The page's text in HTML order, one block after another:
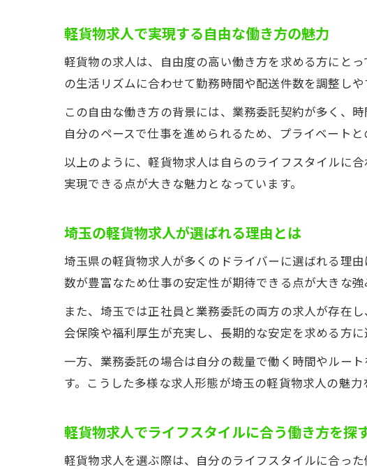
未経
企業
軽貨物求人で実現する自由な働き方の魅力
軽貨物の求人は、自由度の高い働き方を求める方にと
の生活リズムに合わせて勤務時間や配送件数を調整しや
この自由な働き方の背景には、業務委託契約が多く、
自分のペースで仕事を進められるため、プライベートと
以上のように、軽貨物求人は自らのライフスタイルに
実現できる点が大きな魅力となっています。
埼玉の軽貨物求人が選ばれる理由とは
埼玉県の軽貨物求人が多くのドライバーに選ばれる理
数が豊富なため仕事の安定性が期待できる点が大きな強
また、埼玉では正社員と業務委託の両方の求人が存在
会保険や福利厚生が充実し、長期的な安定を求める方に
一方、業務委託の場合は自分の裁量で働く時間やルー
す。こうした多様な求人形態が埼玉の軽貨物求人の魅力
軽貨物求人でライフスタイルに合う働き方を探
軽貨物求人を選ぶ際は、自分のライフスタイルに合っ